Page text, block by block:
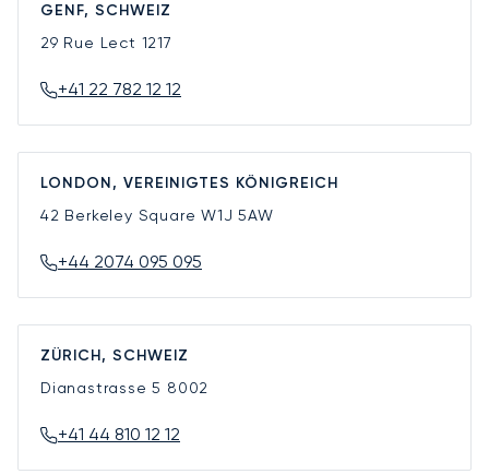
GENF, SCHWEIZ
29 Rue Lect 1217
+41 22 782 12 12
LONDON, VEREINIGTES KÖNIGREICH
42 Berkeley SquareW1J 5AW
+44 2074 095 095
ZÜRICH, SCHWEIZ
Dianastrasse 5 8002
+41 44 810 12 12